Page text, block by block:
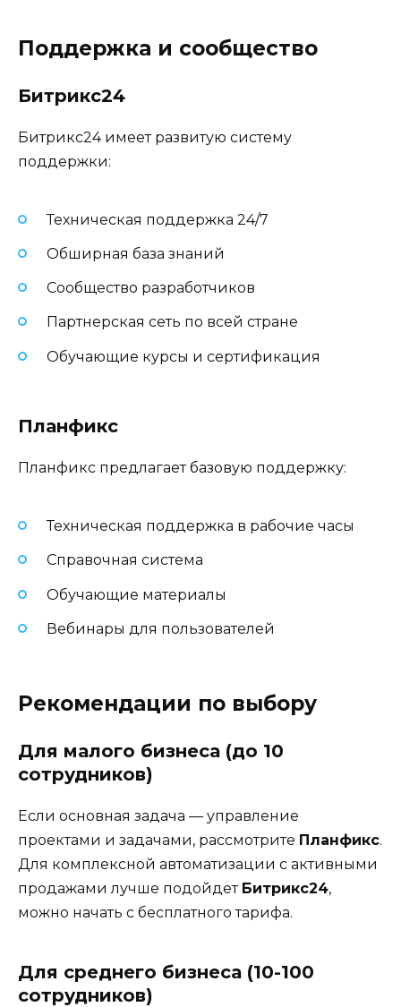
Поддержка и сообщество
Битрикс24
Битрикс24 имеет развитую систему
поддержки:
Техническая поддержка 24/7
Обширная база знаний
Сообщество разработчиков
Партнерская сеть по всей стране
Обучающие курсы и сертификация
Планфикс
Планфикс предлагает базовую поддержку:
Техническая поддержка в рабочие часы
Справочная система
Обучающие материалы
Вебинары для пользователей
Рекомендации по выбору
Для малого бизнеса (до 10
сотрудников)
Если основная задача — управление
проектами и задачами, рассмотрите Планфикс.
Для комплексной автоматизации с активными
продажами лучше подойдет Битрикс24,
можно начать с бесплатного тарифа.
Для среднего бизнеса (10-100
сотрудников)